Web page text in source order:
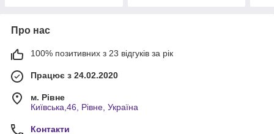
Про нас
100% позитивних з 23 відгуків за рік
Працює з 24.02.2020
м. Рівне
Київська,46, Рівне, Україна
Контакти